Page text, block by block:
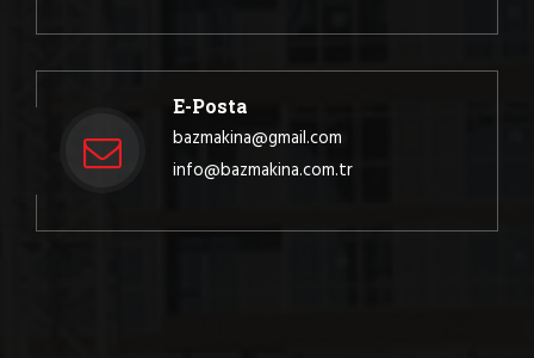
E-Posta
bazmakina@gmail.com
info@bazmakina.com.tr